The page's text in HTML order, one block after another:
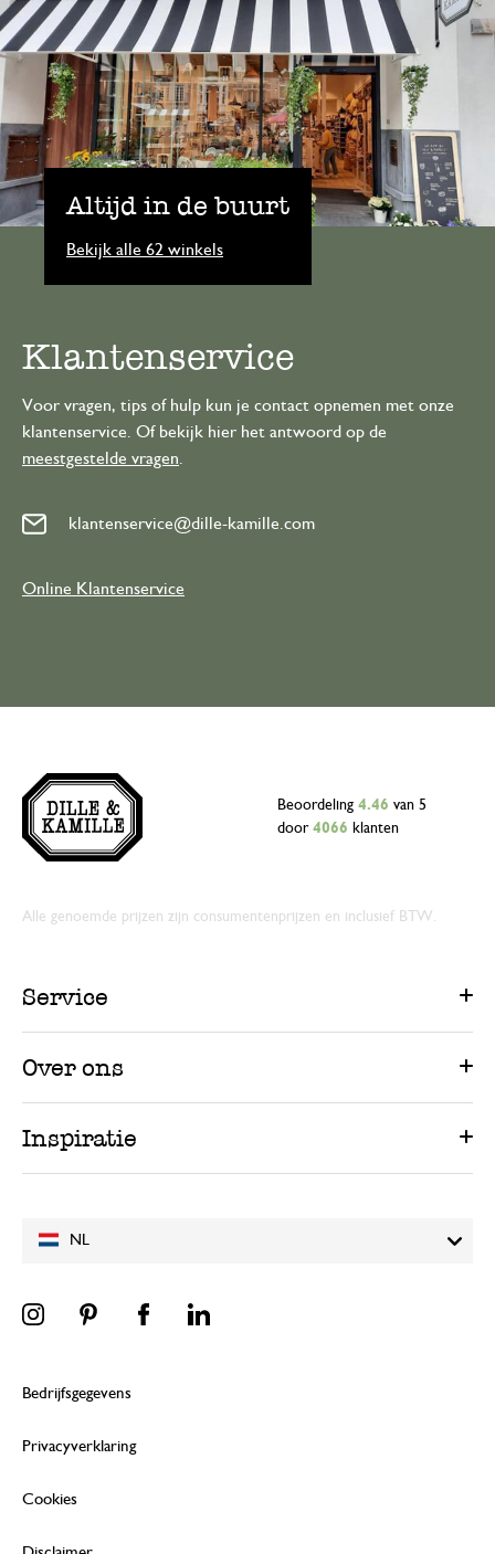
Altijd in de buurt
Bekijk alle 62 winkels
Klantenservice
Voor vragen, tips of hulp kun je contact opnemen met onze
klantenservice. Of bekijk hier het antwoord op de
meestgestelde vragen
klantenservice@dille-kamille.com
Online Klantenservice
NL
Beoordeling 4.46 van 5
door 4066 klanten
Alle genoemde prijzen zijn consumentenprijzen en inclusief BTW.
Service
Over ons
Inspiratie
Bedrijfsgegevens
Privacyverklaring
Cookies